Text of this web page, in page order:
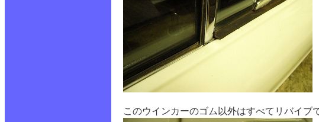
このウインカーのゴム以外はすべてリバイブ